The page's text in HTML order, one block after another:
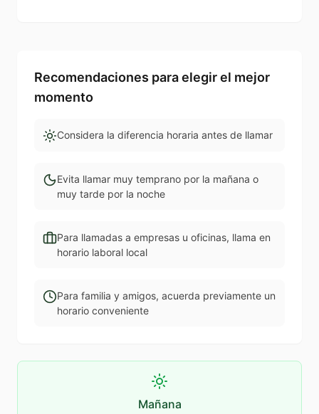
Recomendaciones para elegir el mejor
momento
Considera la diferencia horaria antes de llamar
Evita llamar muy temprano por la mañana o
muy tarde por la noche
Para llamadas a empresas u oficinas, llama en
horario laboral local
Para familia y amigos, acuerda previamente un
horario conveniente
Mañana